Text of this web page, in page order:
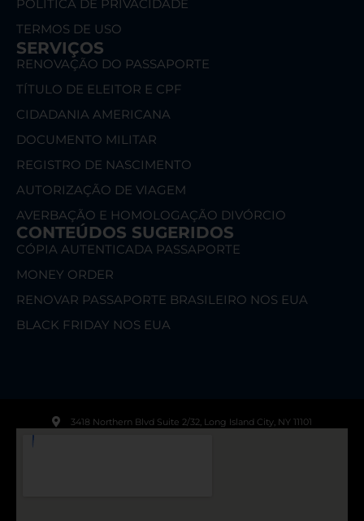
POLÍTICA DE PRIVACIDADE
TERMOS DE USO
SERVIÇOS
RENOVAÇÃO DO PASSAPORTE
TÍTULO DE ELEITOR E CPF
CIDADANIA AMERICANA
DOCUMENTO MILITAR
REGISTRO DE NASCIMENTO
AUTORIZAÇÃO DE VIAGEM
AVERBAÇÃO E HOMOLOGAÇÃO DIVÓRCIO
CONTEÚDOS SUGERIDOS
CÓPIA AUTENTICADA PASSAPORTE
MONEY ORDER
RENOVAR PASSAPORTE BRASILEIRO NOS EUA
BLACK FRIDAY NOS EUA
3418 Northern Blvd Suite 2/32, Long Island City, NY 11101